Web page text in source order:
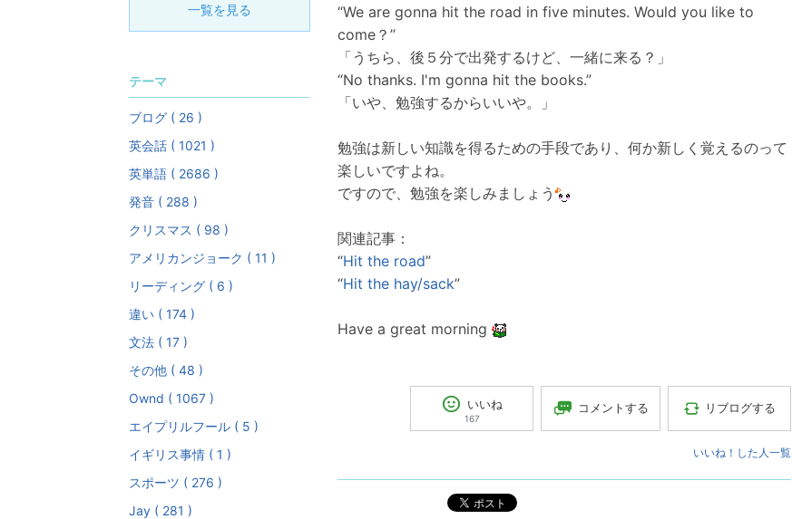
“We are gonna hit the road in five minutes. Would you like to
come？”
「うちら、後５分で出発するけど、一緒に来る？」
“No thanks. I'm gonna hit the books.”
「いや、勉強するからいいや。」
勉強は新しい知識を得るための手段であり、何か新しく覚えるのって
楽しいですよね。
ですので、勉強を楽しみましょう
関連記事：
“Hit the road”
“Hit the hay/sack”
Have a great morning
いいね
167
コメントする リブログする
いいね！した人一覧
ポスト
一覧を見る
テーマ
ブログ ( 26 )
英会話 ( 1021 )
英単語 ( 2686 )
発音 ( 288 )
クリスマス ( 98 )
アメリカンジョーク ( 11 )
リーディング ( 6 )
違い ( 174 )
文法 ( 17 )
その他 ( 48 )
Ownd ( 1067 )
エイプリルフール ( 5 )
イギリス事情 ( 1 )
スポーツ ( 276 )
Jay ( 281 )